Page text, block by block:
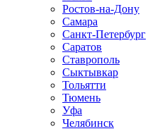
Ростов-на-Дону
Самара
Санкт-Петербург
Саратов
Ставрополь
Сыктывкар
Тольятти
Тюмень
Уфа
Челябинск